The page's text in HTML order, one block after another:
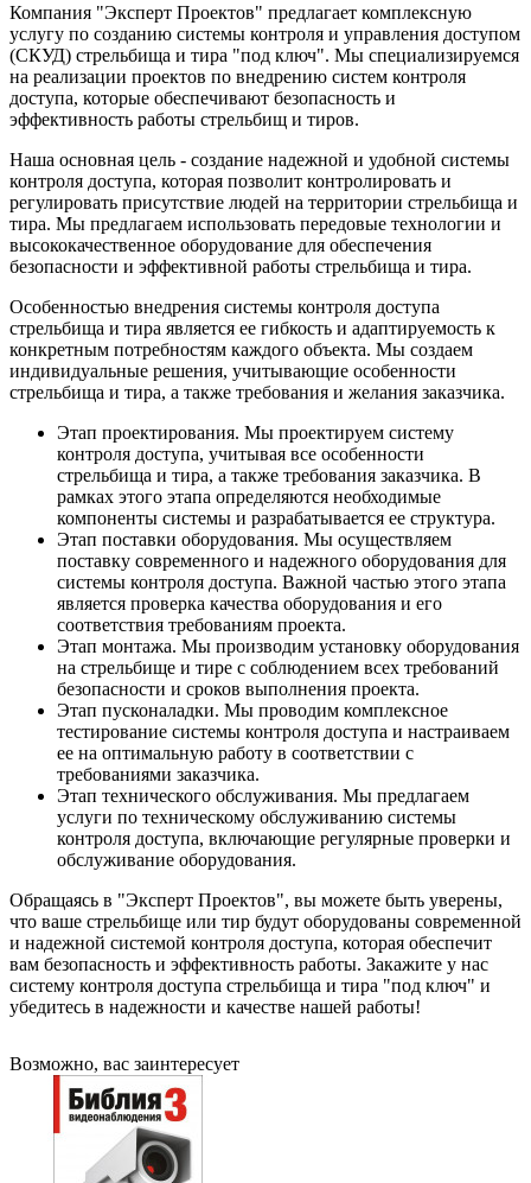
Компания "Эксперт Проектов" предлагает комплексную
услугу по созданию системы контроля и управления доступом
(СКУД) стрельбища и тира "под ключ". Мы специализируемся
на реализации проектов по внедрению систем контроля
доступа, которые обеспечивают безопасность и
эффективность работы стрельбищ и тиров.
Наша основная цель - создание надежной и удобной системы
контроля доступа, которая позволит контролировать и
регулировать присутствие людей на территории стрельбища и
тира. Мы предлагаем использовать передовые технологии и
высококачественное оборудование для обеспечения
безопасности и эффективной работы стрельбища и тира.
Особенностью внедрения системы контроля доступа
стрельбища и тира является ее гибкость и адаптируемость к
конкретным потребностям каждого объекта. Мы создаем
индивидуальные решения, учитывающие особенности
стрельбища и тира, а также требования и желания заказчика.
Этап проектирования. Мы проектируем систему
контроля доступа, учитывая все особенности
стрельбища и тира, а также требования заказчика. В
рамках этого этапа определяются необходимые
компоненты системы и разрабатывается ее структура.
Этап поставки оборудования. Мы осуществляем
поставку современного и надежного оборудования для
системы контроля доступа. Важной частью этого этапа
является проверка качества оборудования и его
соответствия требованиям проекта.
Этап монтажа. Мы производим установку оборудования
на стрельбище и тире с соблюдением всех требований
безопасности и сроков выполнения проекта.
Этап пусконаладки. Мы проводим комплексное
тестирование системы контроля доступа и настраиваем
ее на оптимальную работу в соответствии с
требованиями заказчика.
Этап технического обслуживания. Мы предлагаем
услуги по техническому обслуживанию системы
контроля доступа, включающие регулярные проверки и
обслуживание оборудования.
Обращаясь в "Эксперт Проектов", вы можете быть уверены,
что ваше стрельбище или тир будут оборудованы современной
и надежной системой контроля доступа, которая обеспечит
вам безопасность и эффективность работы. Закажите у нас
систему контроля доступа стрельбища и тира "под ключ" и
убедитесь в надежности и качестве нашей работы!
Возможно, вас заинтересует